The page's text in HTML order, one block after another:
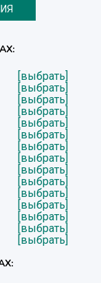
[выбрать]
[выбрать]
[выбрать]
[выбрать]
[выбрать]
[выбрать]
[выбрать]
[выбрать]
[выбрать]
[выбрать]
[выбрать]
[выбрать]
[выбрать]
[выбрать]
[выбрать]